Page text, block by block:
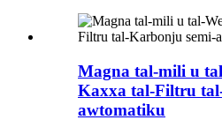
Magna tal-mili u
Kaxxa tal-Filtru
awtomatiku